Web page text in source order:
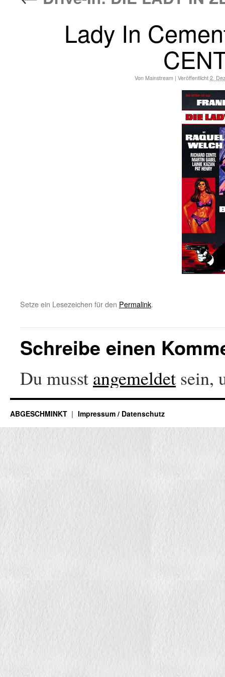
Lady In
Von Mainstream | Veröffentlicht 2.
Setze ein Lesezeichen für den Permalink.
Schreibe einen
Du musst angemeldet sein,
ABGESCHMINKT Impressum / Datenschutz